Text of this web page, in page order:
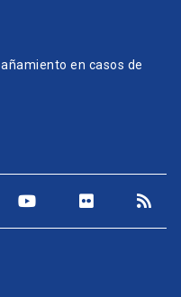
en casos de